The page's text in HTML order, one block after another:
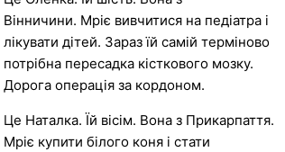
Вінничини. Мріє вивчитися на педіатра і
лікувати дітей. Зараз їй самій терміново
потрібна пересадка кісткового мозку.
Дорога операція за кордоном.
Це Наталка. Їй вісім. Вона з Прикарпаття.
Мріє купити білого коня і стати